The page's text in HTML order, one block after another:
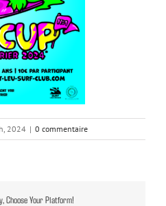
2024 | 0 commentaire
Choose Your Platform!